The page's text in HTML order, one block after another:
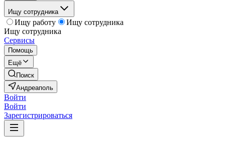
Ищу сотрудника
Ищу работу
Ищу сотрудника
Ищу сотрудника
Сервисы
Помощь
Ещё
Поиск
Андреаполь
Войти
Войти
Зарегистрироваться